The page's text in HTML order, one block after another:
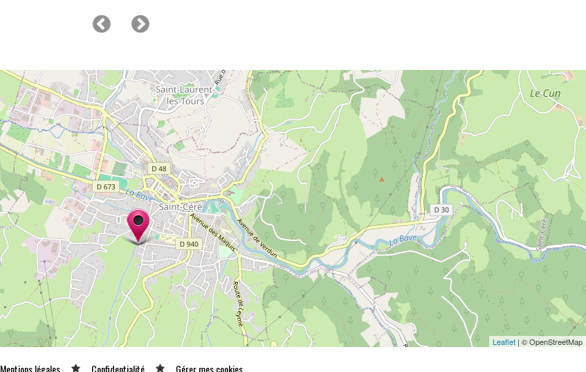
Leaflet | © OpenStreetMap
Mentions légales Confidentialité Gérer mes cookies